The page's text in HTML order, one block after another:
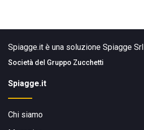
Spiagge.it è una soluzione Spiagge Srl
Società del Gruppo Zucchetti
Spiagge.it
Chi siamo